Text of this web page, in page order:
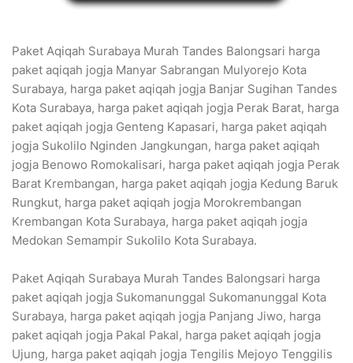
Paket Aqiqah Surabaya Murah Tandes Balongsari harga
paket aqiqah jogja Manyar Sabrangan Mulyorejo Kota
Surabaya, harga paket aqiqah jogja Banjar Sugihan Tandes
Kota Surabaya, harga paket aqiqah jogja Perak Barat, harga
paket aqiqah jogja Genteng Kapasari, harga paket aqiqah
jogja Sukolilo Nginden Jangkungan, harga paket aqiqah
jogja Benowo Romokalisari, harga paket aqiqah jogja Perak
Barat Krembangan, harga paket aqiqah jogja Kedung Baruk
Rungkut, harga paket aqiqah jogja Morokrembangan
Krembangan Kota Surabaya, harga paket aqiqah jogja
Medokan Semampir Sukolilo Kota Surabaya.
Paket Aqiqah Surabaya Murah Tandes Balongsari harga
paket aqiqah jogja Sukomanunggal Sukomanunggal Kota
Surabaya, harga paket aqiqah jogja Panjang Jiwo, harga
paket aqiqah jogja Pakal Pakal, harga paket aqiqah jogja
Ujung, harga paket aqiqah jogja Tengilis Mejoyo Tenggilis